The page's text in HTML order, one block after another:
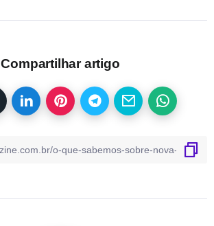
Compartilhar artigo